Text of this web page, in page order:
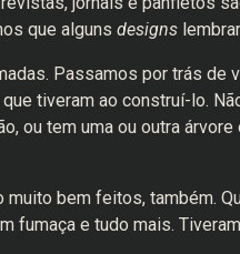
que alguns designs
Passamos por trás de
tiveram ao construí-lo.
ou tem uma ou outra árvore
bem feitos, também.
fumaça e tudo mais.